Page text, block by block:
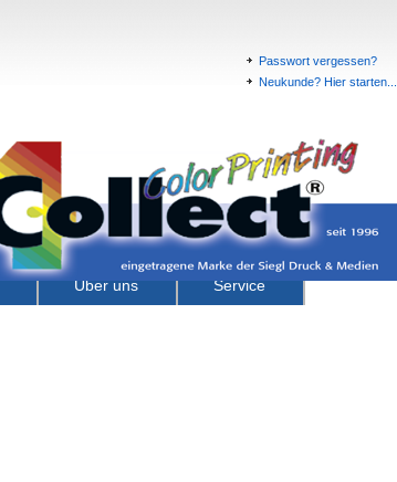
Passwort vergessen?
Neukunde? Hier starten...
Über uns Service